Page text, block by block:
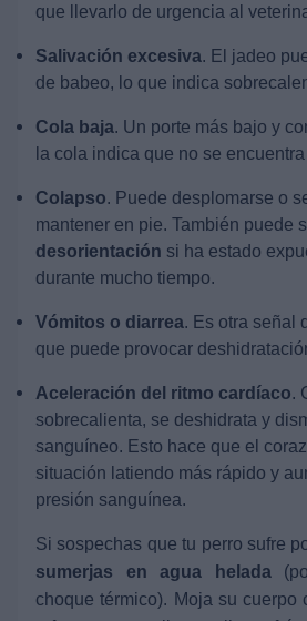
que llevarlo de urgencia al
Salivación excesiva. El jadeo
de babeo, lo que indica
Cola baja. Un porte más bajo y
la cola indica que no se
Colapso. Puede desplomarse o
mantener en pie. También puede
desorientación si ha estado
durante mucho tiempo.
Vómitos o diarrea. Es otra señal
que puede provocar
Aceleración del ritmo cardíaco.
sobrecalienta, se deshidrata y
sanguíneo. Esto hace que el
situación latiendo más rápido y
presión sanguínea.
Si sospechas que tu perro sufre
sumerjas en agua helada
choque térmico). Moja su cuerpo